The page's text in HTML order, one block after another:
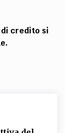
credito si